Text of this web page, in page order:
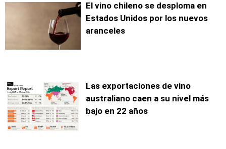
El vino chileno se desploma en
Estados Unidos por los nuevos
aranceles
Las exportaciones de vino
australiano caen a su nivel más
bajo en 22 años